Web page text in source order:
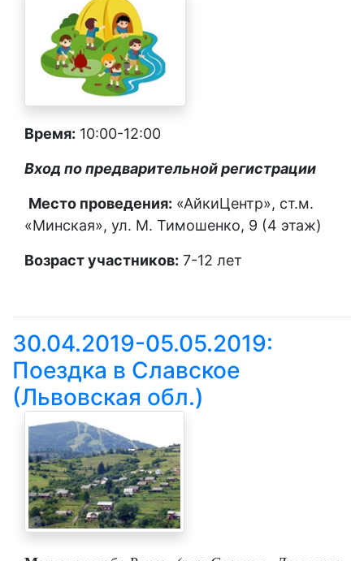
Время: 10:00-12:00
Вход по предварительной регистрации
Место проведения: «АйкиЦентр», ст.м.
«Минская», ул. М. Тимошенко, 9 (4 этаж)
Возраст участников: 7-12 лет
30.04.2019-05.05.2019:
Поездка в Славское
(Львовская обл.)